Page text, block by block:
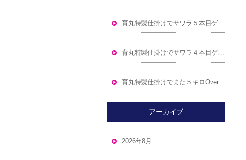
育丸特製仕掛けでサワラ５本目ゲット
育丸特製仕掛けでサワラ４本目ゲット
育丸特製仕掛けでまた５キロOverゲットです
アーカイブ
2026年8月